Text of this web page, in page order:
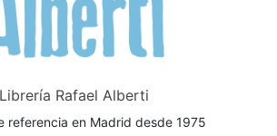
Librería Rafael Alberti
referencia en Madrid desde 1975